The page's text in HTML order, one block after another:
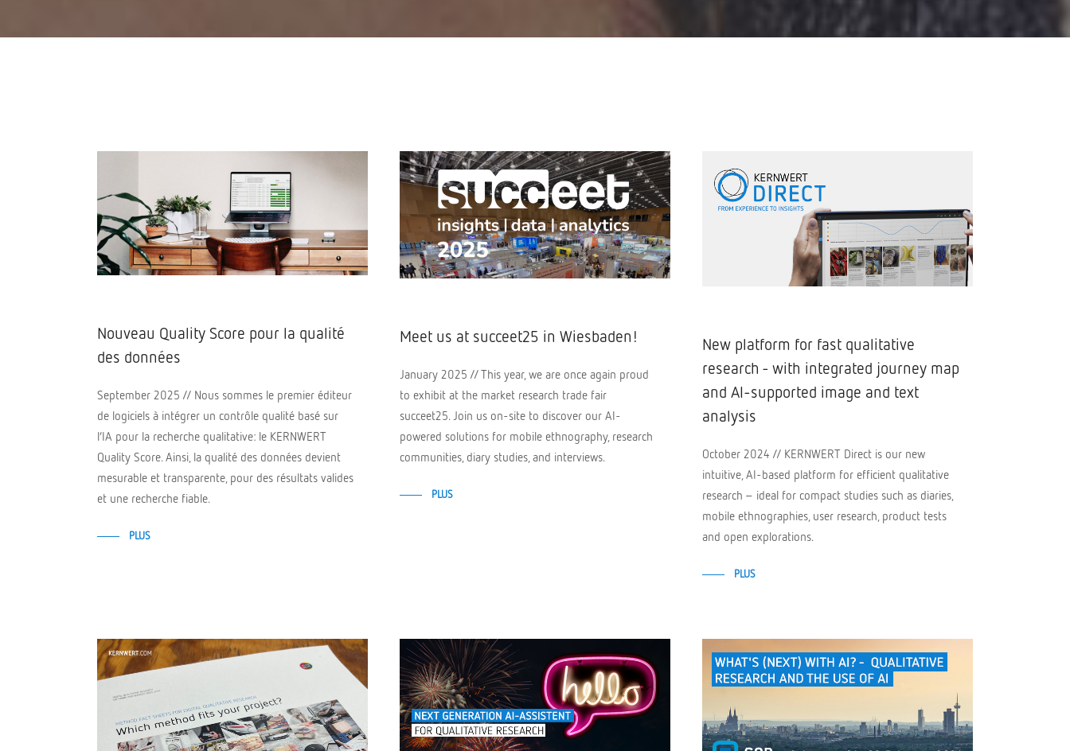
Nouveau Quality Score pour la qualité
des données
September 2025 // Nous sommes le premier éditeur
de logiciels à intégrer un contrôle qualité basé sur
l’IA pour la recherche qualitative: le KERNWERT
Quality Score. Ainsi, la qualité des données devient
mesurable et transparente, pour des résultats valides
et une recherche fiable.
PLUS
Meet us at succeet25 in Wiesbaden!
January 2025 // This year, we are once again proud
to exhibit at the market research trade fair
succeet25. Join us on-site to discover our AI-
powered solutions for mobile ethnography, research
communities, diary studies, and interviews.
PLUS
New platform for fast qualitative
research - with integrated journey map
and AI-supported image and text
analysis
October 2024 // KERNWERT Direct is our new
intuitive, AI-based platform for efficient qualitative
research – ideal for compact studies such as diaries,
mobile ethnographies, user research, product tests
and open explorations.
PLUS